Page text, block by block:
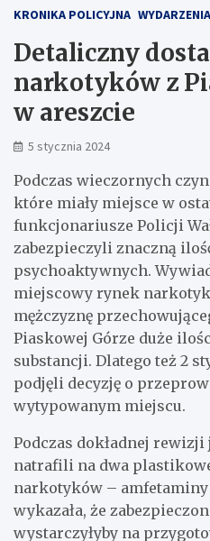
KRONIKA POLICYJNA WYDARZENIA
Detaliczny
narkotyków z
w areszcie
5 stycznia 2024
Podczas wieczornych
które miały miejsce w
funkcjonariusze Policji
zabezpieczyli znaczną
psychoaktywnych.
miejscowy rynek
mężczyznę
Piaskowej Górze duże
substancji. Dlatego też 2
podjęli decyzję o
wytypowanym miejscu.
Podczas dokładnej
natrafili na dwa
narkotyków –
wykazała, że
wystarczyłyby na